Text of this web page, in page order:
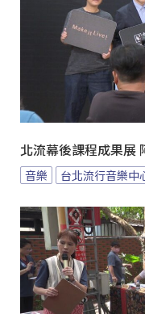
北流幕後課程成果展
音樂 台北流行音樂中